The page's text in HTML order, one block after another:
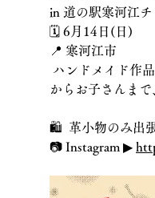
in 道の駅寒河江
🗓️ 6月14日(日)
📍 寒河江市
ハンドメイド作
からお子さんま
🛍️  革小物のみ出
📷 Instagram ▶︎